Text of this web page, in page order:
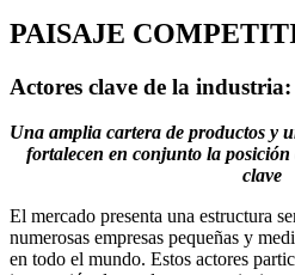
PAISAJE
Actores clave de la industria:
Una amplia cartera de productos y
fortalecen en conjunto la posición
clave
El mercado presenta una estructura
numerosas empresas pequeñas y
en todo el mundo. Estos actores